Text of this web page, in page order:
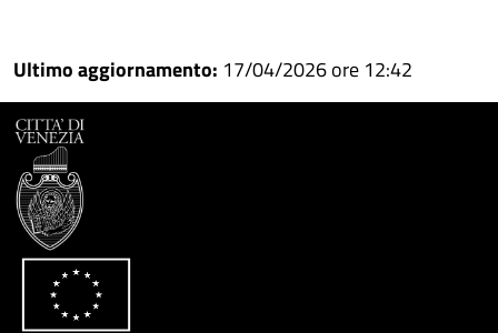
su
Facebook
Condividi
su
Condividi
Ultimo aggiornamento: 17/04/2026 ore 12:42